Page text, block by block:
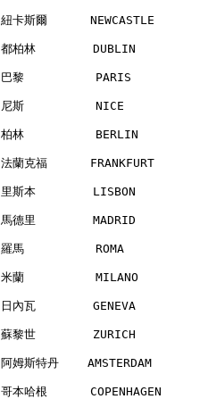
紐卡斯爾
都柏林        DUBLIN
巴黎          PARIS
尼斯          NICE
柏林          BERLIN
法蘭克福
里斯本        LISBON
馬德里        MADRID
羅馬          ROMA
米蘭          MILANO
日內瓦        GENEVA
蘇黎世        ZURICH
阿姆斯特丹
哥本哈根